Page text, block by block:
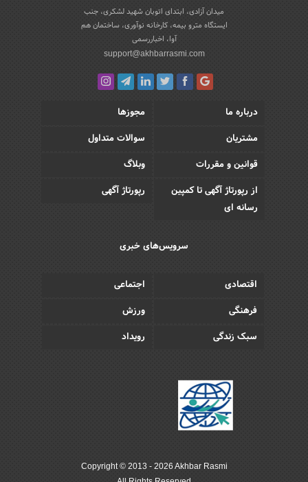
میدان آزادی، ابتدای اتوبان شهید لشکری، جنب
ایستگاه مترو بیمه، کارخانه نوآوری، ساختمان هم
آوا، اخباررسمی
support@akhbarrasmi.com
درباره ما
مجوزها
مشتریان
سوالات متداول
قوانین و مقررات
وبلاگ
از رپورتاژ آگهی تا کمپین
رسانه ای
رپورتاژ آگهی
سرویس‌های خبری
اقتصادی
اجتماعی
فرهنگی
ورزش
سبک زندگی
رویداد
Copyright © 2013 - 2026 Akhbar Rasmi